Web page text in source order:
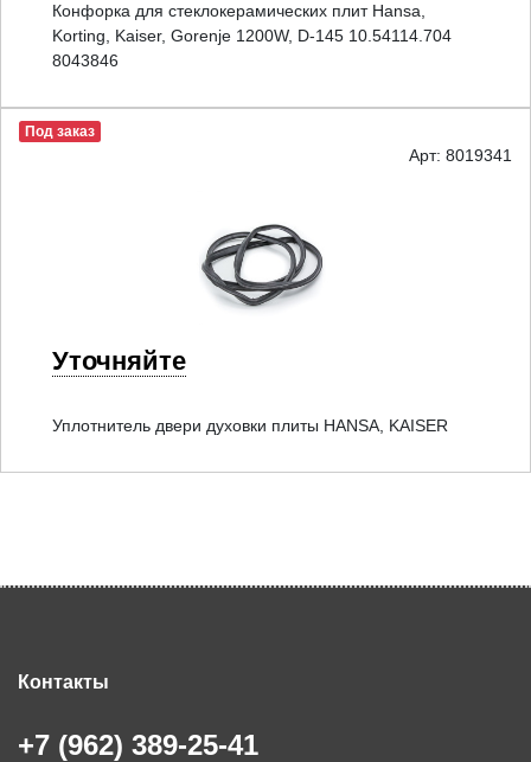
Конфорка для стеклокерамических плит Hansa,
Korting, Kaiser, Gorenje 1200W, D-145 10.54114.704
8043846
Под заказ
Арт: 8019341
Уточняйте
Уплотнитель двери духовки плиты HANSA, KAISER
Контакты
+7 (962) 389-25-41